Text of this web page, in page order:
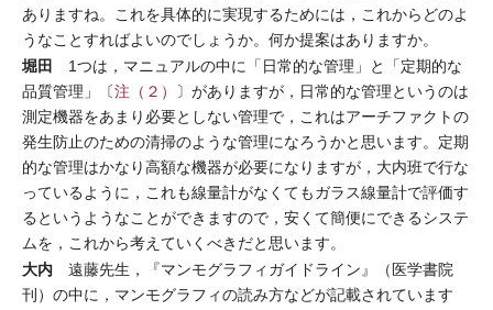
ありますね。これを具体的に実現するためには，これからどのよ
うなことすればよいのでしょうか。何か提案はありますか。
堀田 1つは，マニュアルの中に「日常的な管理」と「定期的な
品質管理」〔注（２）
〕がありますが，日常的な管理というのは
測定機器をあまり必要としない管理で，これはアーチファクトの
発生防止のための清掃のような管理になろうかと思います。定期
的な管理はかなり高額な機器が必要になりますが，大内班で行な
っているように，これも線量計がなくてもガラス線量計で評価す
るというようなことができますので，安くて簡便にできるシステ
ムを，これから考えていくべきだと思います。
大内 遠藤先生，『マンモグラフィガイドライン』（医学書院
刊）の中に，マンモグラフィの読み方などが記載されています